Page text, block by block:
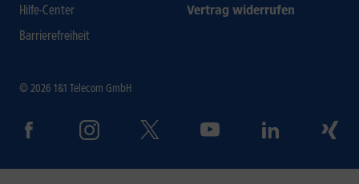
Hilfe-Center
Barrierefreiheit
Vertrag widerrufen
© 2026 1&1 Telecom GmbH